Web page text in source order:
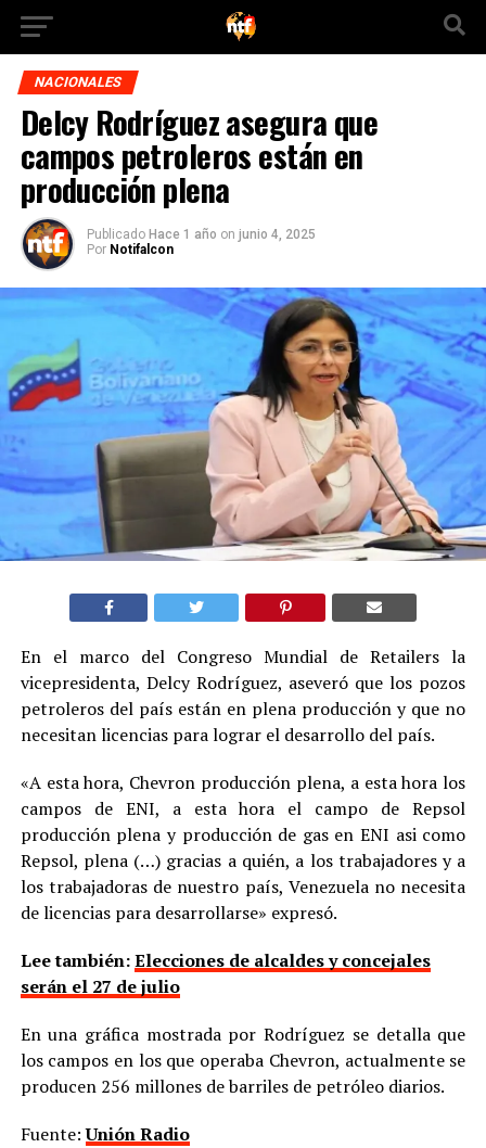
NACIONALES
Delcy Rodríguez asegura que
campos petroleros están en
producción plena
Publicado Hace 1 año on junio 4, 2025
Por Notifalcon
En el marco del Congreso Mundial de Retailers la
vicepresidenta, Delcy Rodríguez, aseveró que los pozos
petroleros del país están en plena producción y que no
necesitan licencias para lograr el desarrollo del país.
«A esta hora, Chevron producción plena, a esta hora los
campos de ENI, a esta hora el campo de Repsol
producción plena y producción de gas en ENI asi como
Repsol, plena (…) gracias a quién, a los trabajadores y a
los trabajadoras de nuestro país, Venezuela no necesita
de licencias para desarrollarse» expresó.
Lee también:Elecciones de alcaldes y concejales
serán el 27 de julio
En una gráfica mostrada por Rodríguez se detalla que
los campos en los que operaba Chevron, actualmente se
producen 256 millones de barriles de petróleo diarios.
Fuente:Unión Radio